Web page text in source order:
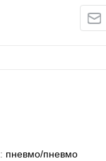
пневмо/пневмо